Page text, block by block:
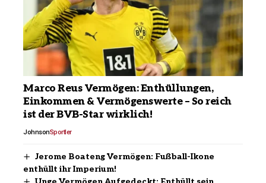
Marco Reus Vermögen: Enthüllungen,
Einkommen & Vermögenswerte – So reich
ist der BVB-Star wirklich!
JohnsonSportler
Jerome Boateng Vermögen: Fußball-Ikone
enthüllt ihr Imperium!